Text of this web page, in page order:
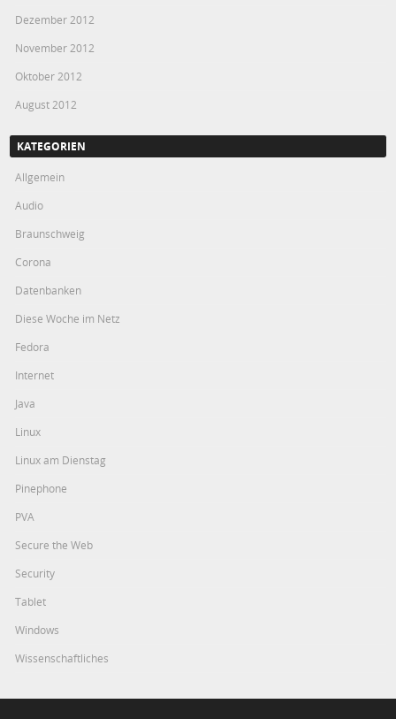
Dezember 2012
November 2012
Oktober 2012
August 2012
KATEGORIEN
Allgemein
Audio
Braunschweig
Corona
Datenbanken
Diese Woche im Netz
Fedora
Internet
Java
Linux
Linux am Dienstag
Pinephone
PVA
Secure the Web
Security
Tablet
Windows
Wissenschaftliches